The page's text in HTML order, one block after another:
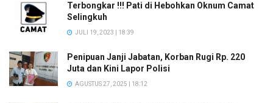
Terbongkar !!! Pati di Hebohkan Oknum Camat
Selingkuh
JULI 19, 2023 | 18:39
Penipuan Janji Jabatan, Korban Rugi Rp. 220
Juta dan Kini Lapor Polisi
AGUSTUS 27, 2025 | 18:12